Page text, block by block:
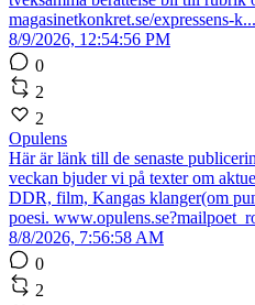
magasinetkonkret.se/expressens-k...
8/9/2026, 12:54:56 PM
0
2
2
Opulens
Här är länk till de senaste
veckan bjuder vi på texter om
DDR, film, Kangas klanger(om
poesi.
8/8/2026, 7:56:58 AM
0
2